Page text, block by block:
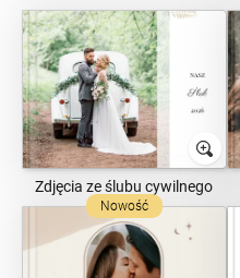
Zdjęcia ze ślubu cywilnego
Nowość